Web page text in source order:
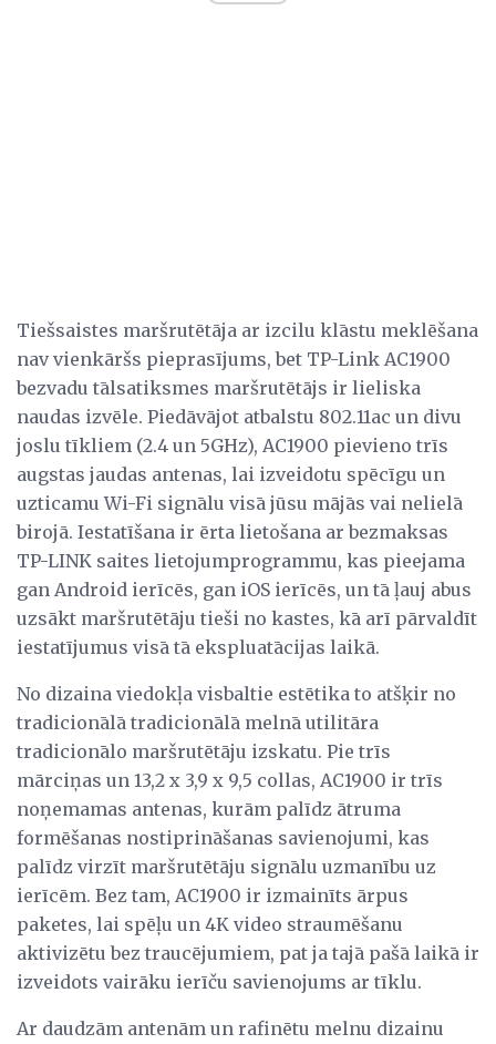
Tiešsaistes maršrutētāja ar izcilu klāstu meklēšana
nav vienkāršs pieprasījums, bet TP-Link AC1900
bezvadu tālsatiksmes maršrutētājs ir lieliska
naudas izvēle. Piedāvājot atbalstu 802.11ac un divu
joslu tīkliem (2.4 un 5GHz), AC1900 pievieno trīs
augstas jaudas antenas, lai izveidotu spēcīgu un
uzticamu Wi-Fi signālu visā jūsu mājās vai nelielā
birojā. Iestatīšana ir ērta lietošana ar bezmaksas
TP-LINK saites lietojumprogrammu, kas pieejama
gan Android ierīcēs, gan iOS ierīcēs, un tā ļauj abus
uzsākt maršrutētāju tieši no kastes, kā arī pārvaldīt
iestatījumus visā tā ekspluatācijas laikā.
No dizaina viedokļa visbaltie estētika to atšķir no
tradicionālā tradicionālā melnā utilitāra
tradicionālo maršrutētāju izskatu. Pie trīs
mārciņas un 13,2 x 3,9 x 9,5 collas, AC1900 ir trīs
noņemamas antenas, kurām palīdz ātruma
formēšanas nostiprināšanas savienojumi, kas
palīdz virzīt maršrutētāju signālu uzmanību uz
ierīcēm. Bez tam, AC1900 ir izmainīts ārpus
paketes, lai spēļu un 4K video straumēšanu
aktivizētu bez traucējumiem, pat ja tajā pašā laikā ir
izveidots vairāku ierīču savienojums ar tīklu.
Ar daudzām antenām un rafinētu melnu dizainu